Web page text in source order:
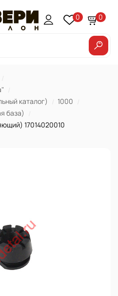
0 0
каталог)
1000
база)
17014020010